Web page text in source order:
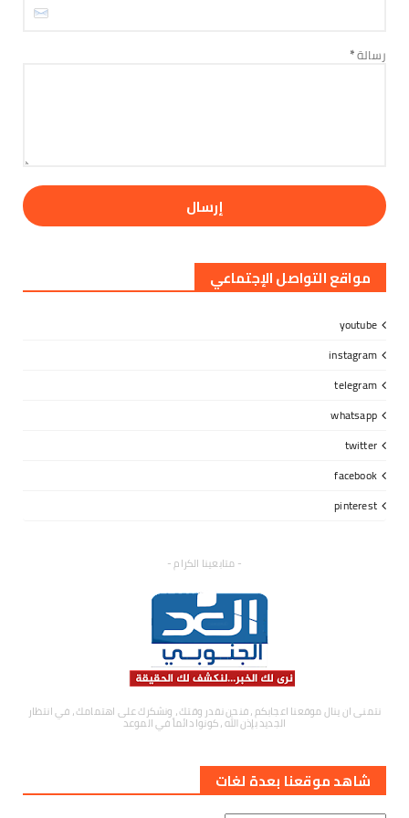
تميز العقيدة ...رسالة*
مواقع التواصل الإجتماعي
youtube
instagram
telegram
whatsapp
twitter
facebook
pinterest
- متابعينا الكرام -
نتمنى ان ينال موقعنا اعجابكم ، فنحن نقدر وقتك ، ونشكرك على اهتمامك ، في انتظار
الجديد بإذن الله ، كونوا دائماً في الموعد
شاهد موقعنا بعدة لغات